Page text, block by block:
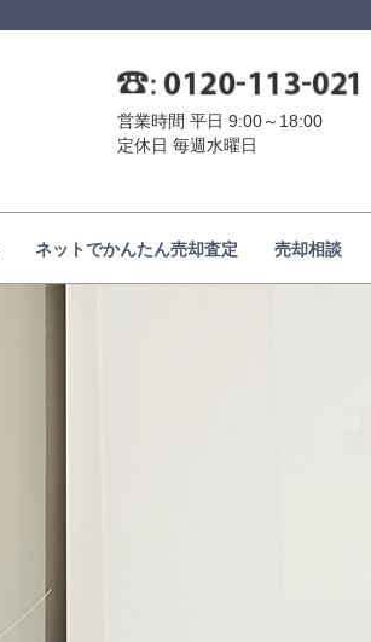
営業時間 平日 9:00～18:00
定休日 毎週水曜日
ネットでかんたん売却査定 売却相談